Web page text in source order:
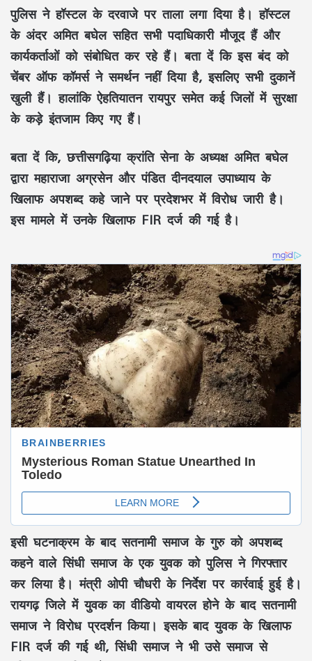
पुलिस ने हॉस्टल के दरवाजे पर ताला लगा दिया है। हॉस्टल
के अंदर अमित बघेल सहित सभी पदाधिकारी मौजूद हैं और
कार्यकर्ताओं को संबोधित कर रहे हैं। बता दें कि इस बंद को
चेंबर ऑफ कॉमर्स ने समर्थन नहीं दिया है, इसलिए सभी दुकानें
खुली हैं। हालांकि ऐहतियातन रायपुर समेत कई जिलों में सुरक्षा
के कड़े इंतजाम किए गए हैं।
बता दें कि, छत्तीसगढ़िया क्रांति सेना के अध्यक्ष अमित बघेल
द्वारा महाराजा अग्रसेन और पंडित दीनदयाल उपाध्याय के
खिलाफ अपशब्द कहे जाने पर प्रदेशभर में विरोध जारी है।
इस मामले में उनके खिलाफ FIR दर्ज की गई है।
इसी घटनाक्रम के बाद सतनामी समाज के गुरु को अपशब्द
कहने वाले सिंधी समाज के एक युवक को पुलिस ने गिरफ्तार
कर लिया है। मंत्री ओपी चौधरी के निर्देश पर कार्रवाई हुई है।
रायगढ़ जिले में युवक का वीडियो वायरल होने के बाद सतनामी
समाज ने विरोध प्रदर्शन किया। इसके बाद युवक के खिलाफ
FIR दर्ज की गई थी, सिंधी समाज ने भी उसे समाज से